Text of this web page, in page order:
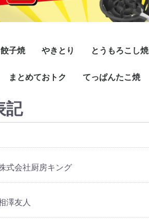
ート付
火
点火
火
点火
餃子焼
スタンダード/ダブル
スタンダード/シング
デラックス/シングル
デラックス/ダブル
やきとり
小型
専門店
炭火焼
とうもろこし焼
シングル
ダブル
鉄板
ガス器具
ガス管セット
カス受け
まとめておトク てっぱんたこ焼
記
式会社厨房キング
澤友人